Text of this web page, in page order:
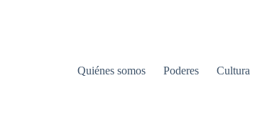
Quiénes somos Poderes Cultura